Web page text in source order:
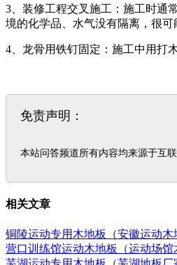
3、装修工程交叉施工：施工时通
境的化学品、水气没有隔离，很可
4、龙骨用铁钉固定：施工中用打
免责声明：
本站问答频道所有内容均来源于互
相关文章
铜陵运动专用木地板（安徽运动木
营口训练馆运动木地板（运动场馆